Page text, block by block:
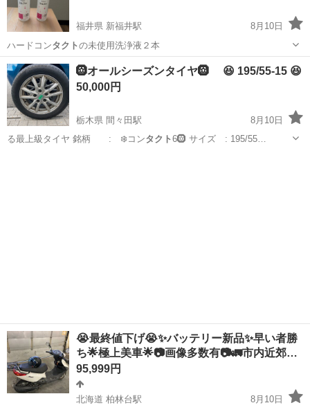
福井県 新福井駅
8月10日
ハードコンタクトの未使用洗浄液２本
福井 福井市 その他
🛞オールシーズンタイヤ🛞 😆 195/55-15 😆
50,000円
栃木県 間々田駅
8月10日
る最上級タイヤ 銘柄 : ❄️コンタクト 6🛞 サイズ : 195/55…
😭最終値下げ😭✨バッテリー新品✨早い者勝
ち🌟極上美車🌟📷画像多数有📷🚛市内近郊…
95,999円
北海道 柏林台駅
8月10日